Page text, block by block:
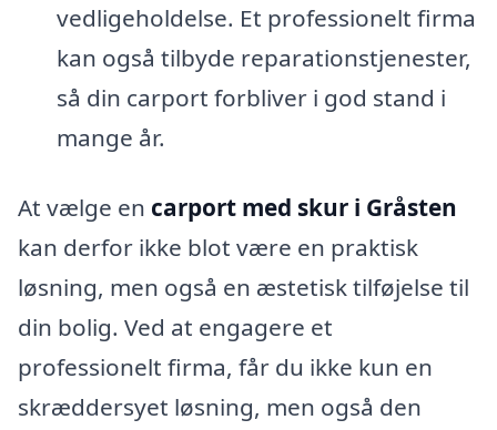
vedligeholdelse. Et professionelt firma
kan også tilbyde reparationstjenester,
så din carport forbliver i god stand i
mange år.
At vælge en carport med skur i Gråsten
kan derfor ikke blot være en praktisk
løsning, men også en æstetisk tilføjelse til
din bolig. Ved at engagere et
professionelt firma, får du ikke kun en
skræddersyet løsning, men også den